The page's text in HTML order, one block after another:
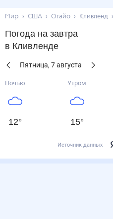
Мир США Огайо Кливленд
Погода на завтра
в Кливленде
Пятница, 7августа
Ночью
12°
Утром
15°
Источник данных